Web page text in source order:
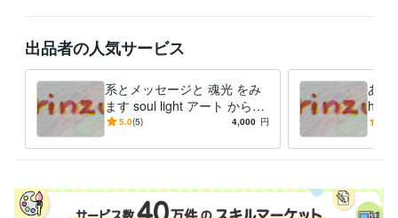
出品者の人気サービス
系とメッセージと 魂光 をみ
ます soul light アート からも
メッセージお伝えします
5.0(5) 4,000 円
あな
ht
伝え